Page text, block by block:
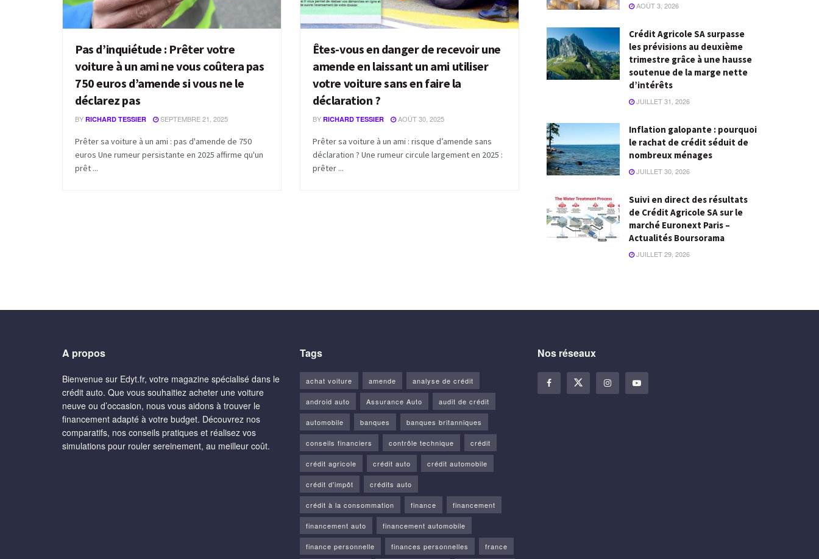
Pas d’inquiétude : Prêter votre
voiture à un ami ne vous coûtera pas
750 euros d’amende si vous ne le
déclarez pas
BY RICHARD TESSIER SEPTEMBRE 21, 2025
Prêter sa voiture à un ami : pas d'amende de 750
euros Une rumeur persistante en 2025 affirme qu'un
prêt ...
Êtes-vous en danger de recevoir une
amende en laissant un ami utiliser
votre voiture sans en faire la
déclaration ?
BY RICHARD TESSIER AOÛT 30, 2025
Prêter sa voiture à un ami : risque d’amende sans
déclaration ? Une rumeur circule largement en 2025 :
prêter ...
AOÛT 3, 2026
Crédit Agricole SA surpasse
les prévisions au deuxième
trimestre grâce à une hausse
soutenue de la marge nette
d’intérêts
JUILLET 31, 2026
Inflation galopante : pourquoi
le rachat de crédit séduit de
nombreux ménages
JUILLET 30, 2026
Suivi en direct des résultats
de Crédit Agricole SA sur le
marché Euronext Paris –
Actualités Boursorama
JUILLET 29, 2026
A propos
Bienvenue sur Edyt.fr, votre magazine spécialisé dans le
crédit auto. Que vous souhaitiez acheter une voiture
neuve ou d’occasion, nous vous aidons à trouver le
financement adapté à votre budget. Découvrez nos
comparatifs, nos conseils pratiques et réalisez vos
simulations pour rouler sereinement, au meilleur coût.
Tags
achat voiture amende analyse de crédit
android auto Assurance Auto audit de crédit
automobile banques banques britanniques
conseils financiers contrôle technique crédit
crédit agricole crédit auto crédit automobile
crédit d'impôt crédits auto
crédit à la consommation finance financement
financement auto financement automobile
finance personnelle finances personnelles france
Nos réseaux